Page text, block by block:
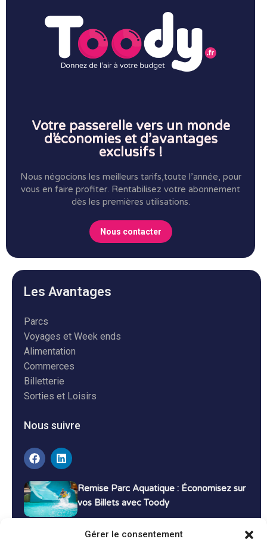
Gérer le consentement
Votre passerelle vers un monde
d’économies et d’avantages
exclusifs !
Nous négocions les meilleurs tarifs,toute l’année, pour
vous en faire profiter. Rentabilisez votre abonnement
dès les premières utilisations.
Nous contacter
Les Avantages
Parcs
Voyages et Week ends
Alimentation
Commerces
Billetterie
Sorties et Loisirs
Nous suivre
Remise Parc Aquatique : Économisez sur
vos Billets avec Toody